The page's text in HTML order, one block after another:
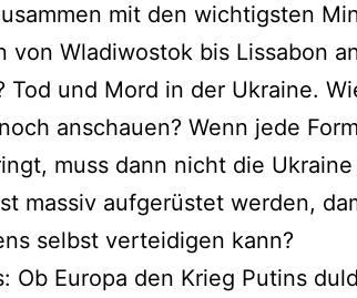
mit den wichtigsten
von Wladiwostok bis Lissabon
Tod und Mord in der Ukraine.
anschauen? Wenn jede
muss dann nicht die
massiv aufgerüstet werden,
selbst verteidigen kann?
Ob Europa den Krieg Putins